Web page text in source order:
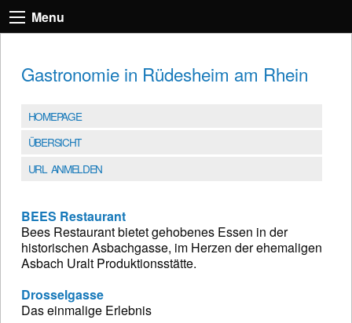
Menu
Gastronomie in Rüdesheim am Rhein
HOMEPAGE
ÜBERSICHT
URL ANMELDEN
BEES Restaurant
Bees Restaurant bietet gehobenes Essen in der
historischen Asbachgasse, im Herzen der ehemaligen
Asbach Uralt Produktionsstätte.
Drosselgasse
Das einmalige Erlebnis